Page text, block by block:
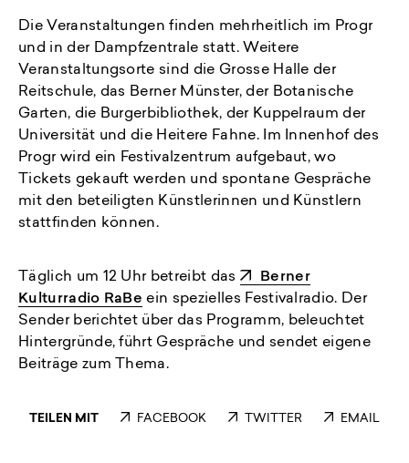
Die Veranstaltungen finden mehrheitlich im Progr
und in der Dampfzentrale statt. Weitere
Veranstaltungsorte sind die Grosse Halle der
Reitschule, das Berner Münster, der Botanische
Garten, die Burgerbibliothek, der Kuppelraum der
Universität und die Heitere Fahne. Im Innenhof des
Progr wird ein Festivalzentrum aufgebaut, wo
Tickets gekauft werden und spontane Gespräche
mit den beteiligten Künstlerinnen und Künstlern
stattfinden können.
Täglich um 12 Uhr betreibt das
Berner
Kulturradio RaBe ein spezielles Festivalradio. Der
Sender berichtet über das Programm, beleuchtet
Hintergründe, führt Gespräche und sendet eigene
Beiträge zum Thema.
TEILEN MIT FACEBOOK TWITTER EMAIL